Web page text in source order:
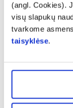
(angl. Cookies).
visų slapukų
tvarkome
taisyklėse.
NORDICS
0,4 mm, L
% PAPILDOMA